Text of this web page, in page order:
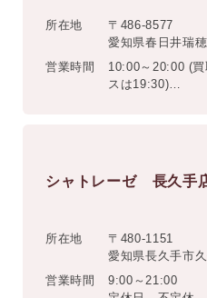
所在地
〒486-8577
愛知県春日井瑞
井店3F
営業時間
10:00～20:00 (
スは19:30)
シャトレーゼ 長久手
所在地
〒480-1151
愛知県長久手市
営業時間
9:00～21:00